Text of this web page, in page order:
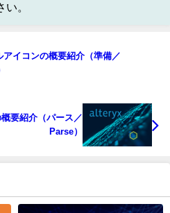
。
イコンの概要紹介（準備／
要紹介（パース／
Parse）